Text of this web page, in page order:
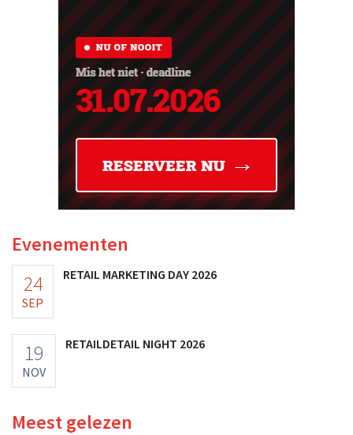
Evenementen
24
SEP
RETAIL MARKETING DAY 2026
19
NOV
RETAILDETAIL NIGHT 2026
Meest gelezen